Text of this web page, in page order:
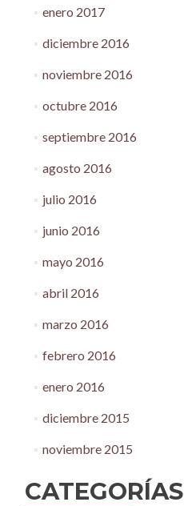
enero 2017
diciembre 2016
noviembre 2016
octubre 2016
septiembre 2016
agosto 2016
julio 2016
junio 2016
mayo 2016
abril 2016
marzo 2016
febrero 2016
enero 2016
diciembre 2015
noviembre 2015
CATEGORÍAS